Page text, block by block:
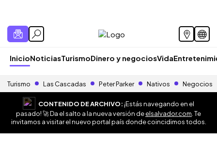
InicioNoticiasTurismoDinero y negociosVida
Turismo Las Cascadas Peter Parker Nativos Negocios
CONTENIDO DE ARCHIVO:¡Estás navegando en el
pasado! 🚀 Da el salto a la nueva versión deelsalvador.com . Te
invitamos a visitar el nuevo portal país donde coincidimos todos.